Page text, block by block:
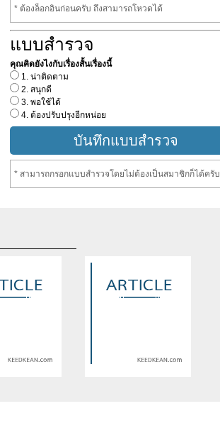
* ต้องล็อกอินก่อนครับ ถึงสามารถโหวดได้
แบบสำรวจ
คุณคิดยังไงกับเรื่องสั้นเรื่องนี้
1. น่าติดตาม
2. สนุกดี
3. พอใช้ได้
4. ต้องปรับปรุงอีกหน่อย
* สามารถกรอกแบบสำรวจโดยไม่ต้องเป็นสมาชิกก็ได้ครับ